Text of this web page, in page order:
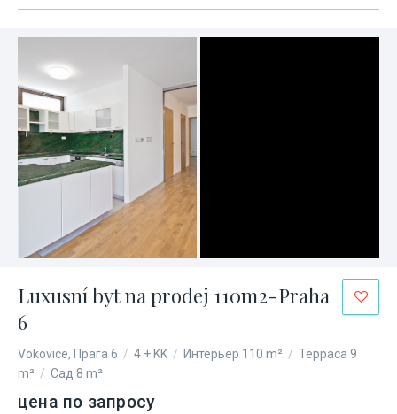
Luxusní byt na prodej 110m2-Praha
6
Vokovice, Прага 6 / 4 + KK / Интерьер 110 m² / Терраса 9
m² / Сад 8 m²
цена по запросу